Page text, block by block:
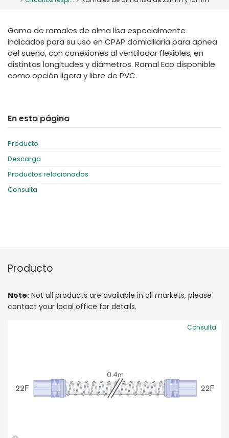
France
International English
Gama de ramales de alma lisa especialmente
indicados para su uso en CPAP domiciliaria para apnea
del sueño, con conexiones al ventilador flexibles, en
distintas longitudes y diámetros. Ramal Eco disponible
como opción ligera y libre de PVC.
En esta página
Producto
Descarga
Productos relacionados
Consulta
Producto
Note: Not all products are available in all markets, please
contact your local office for details.
Consulta